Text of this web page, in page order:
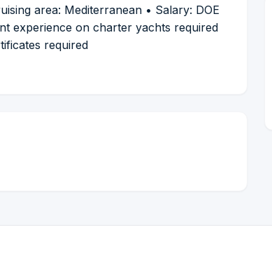
area: Mediterranean • Salary: DOE
experience on charter yachts required
required